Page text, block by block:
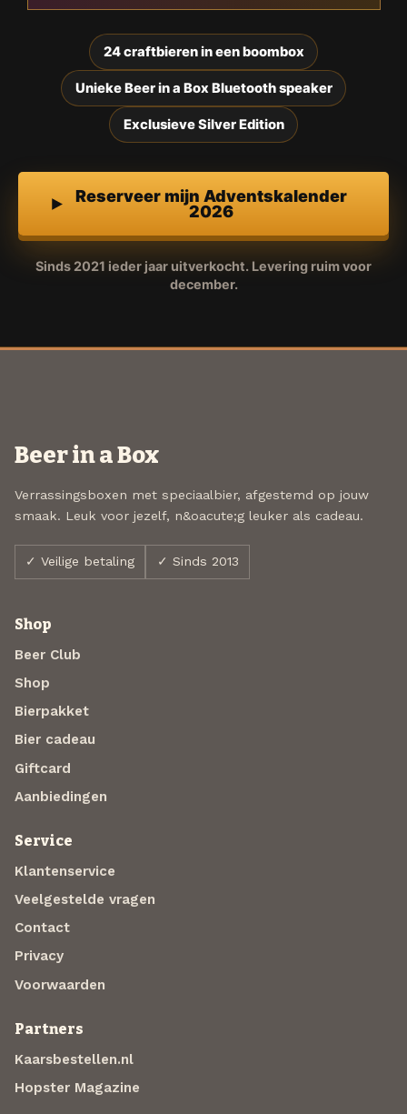
24 craftbieren in een boombox
Unieke Beer in a Box Bluetooth speaker
Exclusieve Silver Edition
Reserveer mijn Adventskalender
2026
Sinds 2021 ieder jaar uitverkocht. Levering ruim voor
december.
Beer in a Box
Verrassingsboxen met speciaalbier, afgestemd op jouw
smaak. Leuk voor jezelf, n&oacute;g leuker als cadeau.
✓ Veilige betaling ✓ Sinds 2013
Shop
Beer Club
Shop
Bierpakket
Bier cadeau
Giftcard
Aanbiedingen
Service
Klantenservice
Veelgestelde vragen
Contact
Privacy
Voorwaarden
Partners
Kaarsbestellen.nl
Hopster Magazine